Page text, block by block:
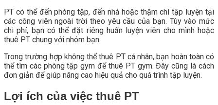
PT có thể đến phòng tập, đến nhà hoặc thậm chí tập luyện tại
các công viên ngoài trời theo yêu cầu của bạn. Tùy vào mức
chi phí, bạn có thể đặt riêng huấn luyện viên cho mình hoặc
thuê PT chung với nhóm bạn.
Trong trường hợp không thể thuê PT cá nhân, bạn hoàn toàn có
thể tìm các phòng tập gym để thuê PT gym. Đây cũng là cách
đơn giản để giúp nâng cao hiệu quả cho quá trình tập luyện.
Lợi ích của việc thuê PT